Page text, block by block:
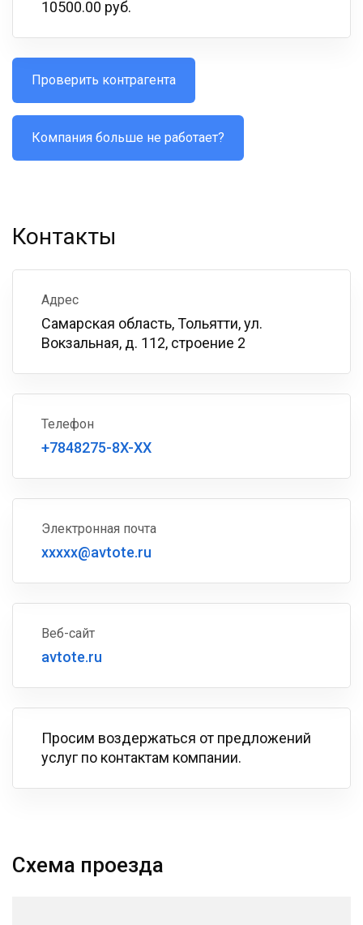
10500.00 руб.
Проверить контрагента
Компания больше не работает?
Контакты
Адрес
Самарская область, Тольятти, ул.
Вокзальная, д. 112, строение 2
Телефон
+7848275-8X-XX
Электронная почта
xxxxx@avtote.ru
Веб-сайт
avtote.ru
Просим воздержаться от предложений
услуг по контактам компании.
Схема проезда